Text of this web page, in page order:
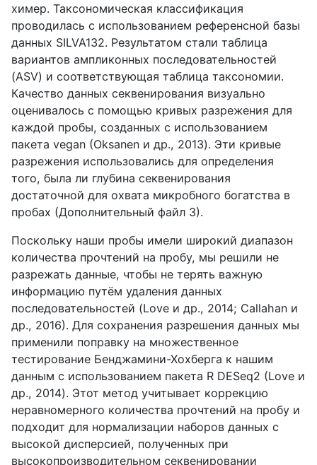
химер. Таксономическая классификация
проводилась с использованием референсной базы
данных SILVA132. Результатом стали таблица
вариантов ампликонных последовательностей
(ASV) и соответствующая таблица таксономии.
Качество данных секвенирования визуально
оценивалось с помощью кривых разрежения для
каждой пробы, созданных с использованием
пакета vegan (Oksanen и др., 2013). Эти кривые
разрежения использовались для определения
того, была ли глубина секвенирования
достаточной для охвата микробного богатства в
пробах (Дополнительный файл 3).
Поскольку наши пробы имели широкий диапазон
количества прочтений на пробу, мы решили не
разрежать данные, чтобы не терять важную
информацию путём удаления данных
последовательностей (Love и др., 2014; Callahan и
др., 2016). Для сохранения разрешения данных мы
применили поправку на множественное
тестирование Бенджамини-Хохберга к нашим
данным с использованием пакета R DESeq2 (Love и
др., 2014). Этот метод учитывает коррекцию
неравномерного количества прочтений на пробу и
подходит для нормализации наборов данных с
высокой дисперсией, полученных при
высокопроизводительном секвенировании